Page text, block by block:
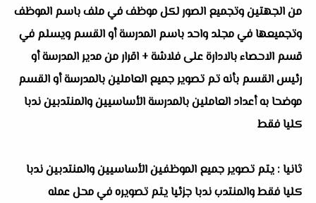
من الجهتين وتجميع الصور لكل موظف في ملف باسم الموظف
وتجميعها في مجلد واحد باسم المدرسة أو القسم ويسلم في
قسم الاحصاء بالادارة على فلاشة + اقرار من مدير المدرسة أو
رئيس القسم بأنه تم تصوير جميع العاملين بالمدرسة أو القسم
موضحا به أعداد العاملين بالمدرسة الأساسيين والمنتدبين ندبا
كليا فقط
ثانيا : يتم تصوير جميع الموظفين الأساسيين والمنتدبين ندبا
كليا فقط والمنتدب ندبا جزئيا يتم تصويره في محل عمله